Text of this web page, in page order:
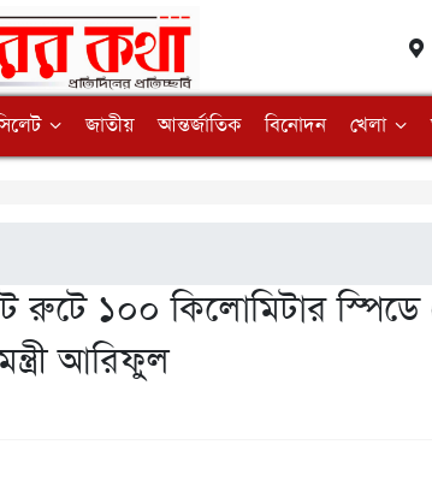
জাতীয় আন্তর্জাতিক বিনোদন খেলা
রুটে ১০০ কিলোমিটার স্পিডে
আরিফুল